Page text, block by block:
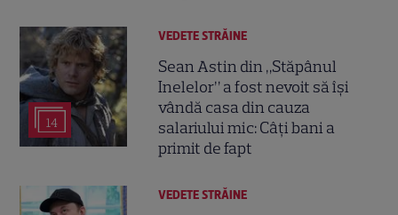
14
VEDETE STRĂINE
Sean Astin din „Stăpânul
Inelelor” a fost nevoit să își
vândă casa din cauza
salariului mic: Câți bani a
primit de fapt
VEDETE STRĂINE